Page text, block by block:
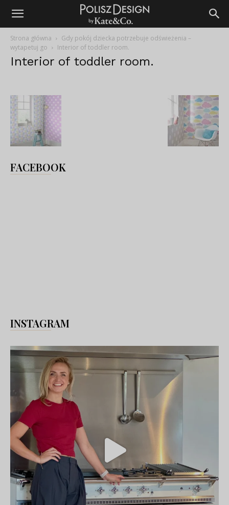
Strona główna
Gdy pokój dziecka potrzebuje odświeżenia –
wytapetuj go
Interior of toddler room.
Interior of toddler room.
FACEBOOK
INSTAGRAM